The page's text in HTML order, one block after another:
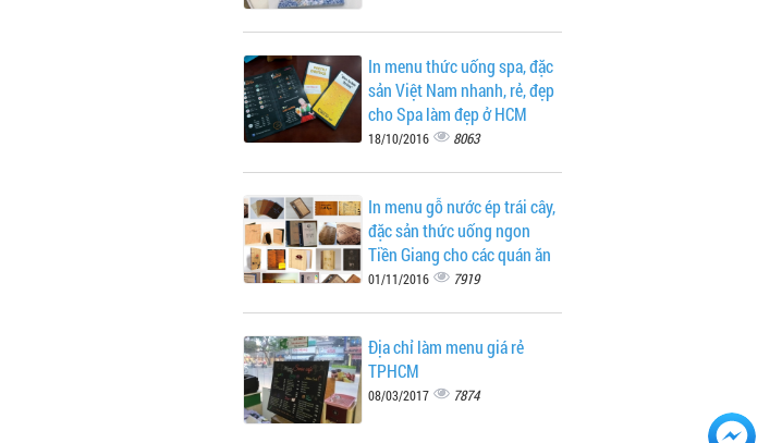
In menu thức uống spa, đặc
sản Việt Nam nhanh, rẻ, đẹp
cho Spa làm đẹp ở HCM
18/10/2016 8063
In menu gỗ nước ép trái cây,
đặc sản thức uống ngon
Tiền Giang cho các quán ăn
01/11/2016 7919
Địa chỉ làm menu giá rẻ
TPHCM
08/03/2017 7874